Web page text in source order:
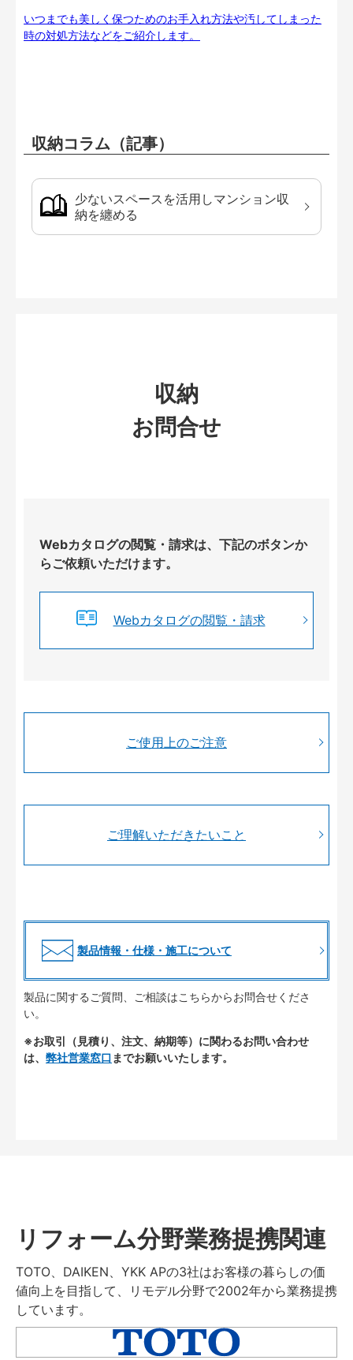
いつまでも美しく保つためのお手入れ方法や汚してしまった
時の対処方法などをご紹介します。
収納コラム（記事）
少ないスペースを活用しマンション収
納を纏める
収納
お問合せ
Webカタログの閲覧・請求は、下記のボタンか
らご依頼いただけます。
Webカタログの閲覧・請求
ご使用上のご注意
ご理解いただきたいこと
製品情報・仕様・施工について
製品に関するご質問、ご相談はこちらからお問合せくださ
い。
※お取引（見積り、注文、納期等）に関わるお問い合わせ
は、 弊社営業窓口 までお願いいたします。
リフォーム分野業務提携関連
TOTO、DAIKEN、YKK APの3社はお客様の暮らしの価
値向上を目指して、リモデル分野で2002年から業務提携
しています。